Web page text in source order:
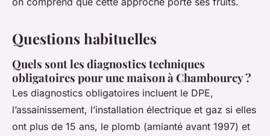
Questions habituelles
Quels sont les diagnostics techniques
obligatoires pour une maison à Chambourcy ?
Les diagnostics obligatoires incluent le DPE,
l’assainissement, l’installation électrique et gaz si elles
ont plus de 15 ans, le plomb (amianté avant 1997) et